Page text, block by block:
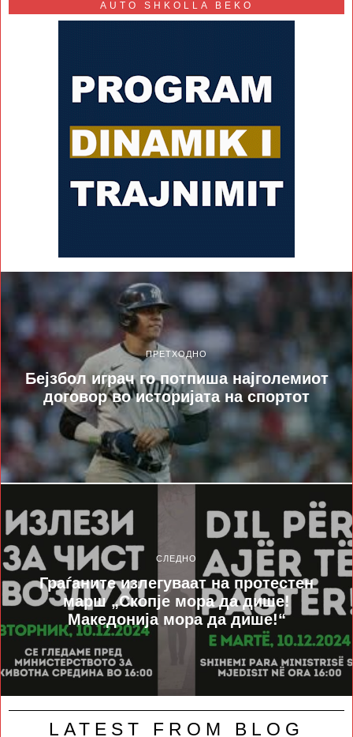
AUTO SHKOLLA BEKO
ПРЕТХОДНО
Бејзбол играч го потпиша најголемиот
договор во историјата на спортот
СЛЕДНО
Граѓаните излегуваат на протестен
марш „Скопје мора да дише!
Македонија мора да дише!“
LATEST FROM BLOG